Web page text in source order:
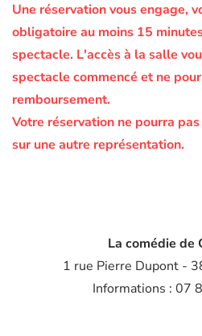
Une réservation vous engage,
obligatoire au moins 15
spectacle. L'accès à la salle
spectacle commencé et ne
remboursement.
Votre réservation ne pourra
sur une autre représentation.
La comédie de
1 rue Pierre Dupont -
Informations : 07